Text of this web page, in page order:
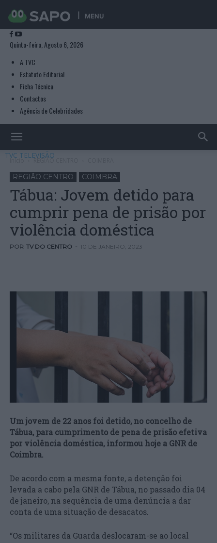
MENU
Quinta-feira, Agosto 6, 2026
A TVC
Estatuto Editorial
Ficha Técnica
Contactos
Agência de Celebridades
TVC TELEVISÃO
Início REGIÃO CENTRO
REGIÃO CENTRO COIMBRA
Tábua: Jovem detido para
cumprir pena de prisão por
violência doméstica
POR TV DO CENTRO - 10 DE JANEIRO, 2023
Um jovem de 22 anos foi detido, no concelho de
Tábua, para cumprimento de pena de prisão efetiva
por violência doméstica, informou hoje a GNR de
Coimbra.
De acordo com a mesma fonte, a detenção foi
levada a cabo pela GNR de Tábua, no passado dia 04
de janeiro, na sequência de uma denúncia a dar
conta de uma situação de desacatos.
“Os militares da Guarda deslocaram-se ao local